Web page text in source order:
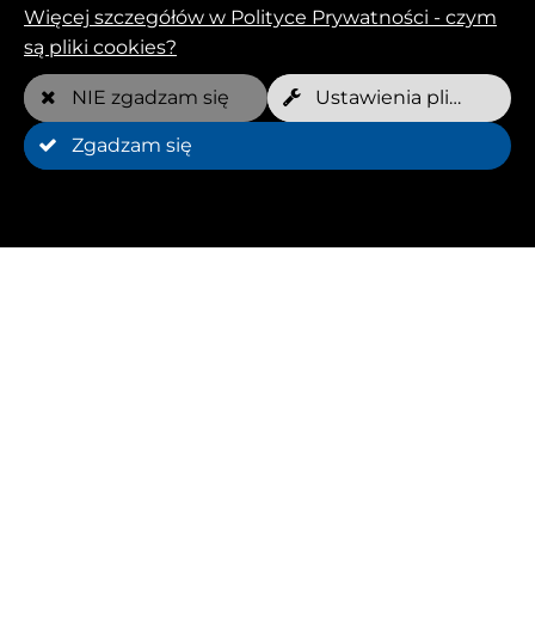
Więcej szczegółów w Polityce Prywatności - czym
są pliki cookies?
NIE zgadzam się Ustawienia plików Cookies
Zgadzam się